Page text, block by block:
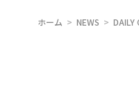
ホーム NEWS DAILY